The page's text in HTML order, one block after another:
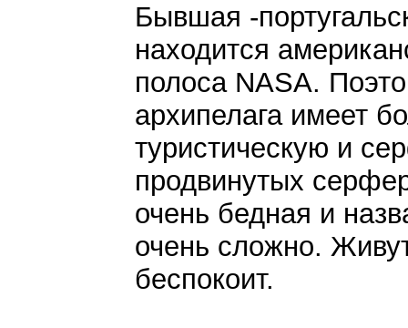
Бывшая -
находится
полоса NASA.
архипелага имеет
туристическую и
продвинутых
очень бедная и
очень сложно.
беспокоит.